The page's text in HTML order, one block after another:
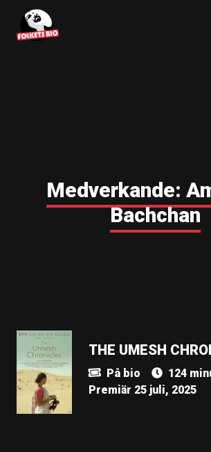
Medverkande:
Bachchan
THE UMESH
På bio 124
Premiär 25 juli, 2025